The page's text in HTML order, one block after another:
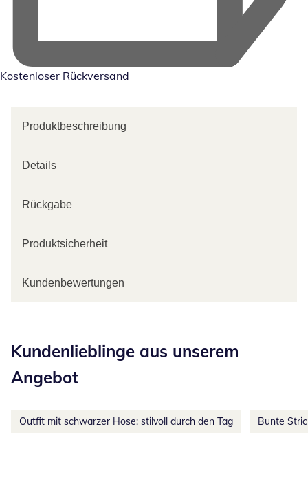
Kostenloser Rückversand
Produktbeschreibung
Details
Rückgabe
Produktsicherheit
Kundenbewertungen
Kundenlieblinge aus unserem
Angebot
Outfit mit schwarzer Hose: stilvoll durch den Tag Bunte